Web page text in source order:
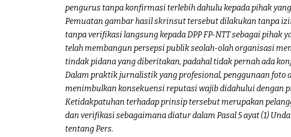
pengurus tanpa konfirmasi terlebih dahulu kepada pihak
Pemuatan gambar hasil skrinsut tersebut dilakukan tanpa
tanpa verifikasi langsung kepada DPP FP-NTT sebagai pihak
telah membangun persepsi publik seolah-olah organisasi
tindak pidana yang diberitakan, padahal tidak pernah ada
Dalam praktik jurnalistik yang profesional, penggunaan foto
menimbulkan konsekuensi reputasi wajib didahului dengan
Ketidakpatuhan terhadap prinsip tersebut merupakan
dan verifikasi sebagaimana diatur dalam Pasal 5 ayat (1)
tentang Pers.